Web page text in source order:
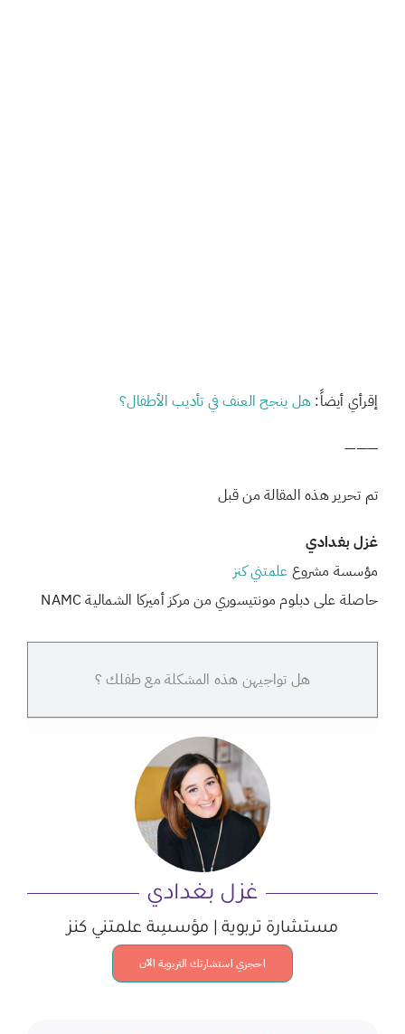
إقرأي أيضاً: هل ينجح العنف في تأديب الأطفال؟
———
تم تحرير هذه المقالة من قبل
غزل بغدادي
مؤسسة مشروع علمتني كنز
حاصلة على دبلوم مونتيسوري من مركز أميركا الشمالية NAMC
هل تواجيهن هذه المشكلة مع طفلك ؟
غزل بغدادي
مستشارة تربوية | مؤسسِة علمتني كنز
احجزي استشارتك التربوية الآن